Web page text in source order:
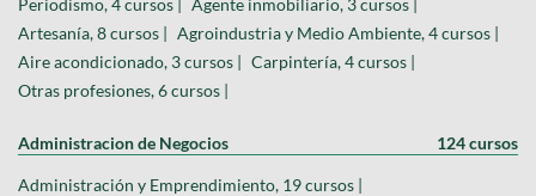
Periodismo, 4 cursos | Agente inmobiliario, 3 cursos |
Artesanía, 8 cursos | Agroindustria y Medio Ambiente, 4 cursos |
Aire acondicionado, 3 cursos | Carpintería, 4 cursos |
Otras profesiones, 6 cursos |
Administracion de Negocios 124 cursos
Administración y Emprendimiento, 19 cursos |